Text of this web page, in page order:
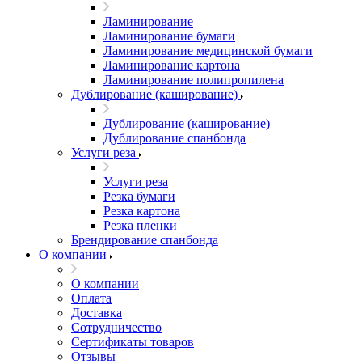
Ламинирование
Ламинирование бумаги
Ламинирование медицинской бумаги
Ламинирование картона
Ламинирование полипропилена
Дублирование (каширование)
Дублирование (каширование)
Дублирование спанбонда
Услуги реза
Услуги реза
Резка бумаги
Резка картона
Резка пленки
Брендирование спанбонда
О компании
О компании
Оплата
Доставка
Сотрудничество
Сертификаты товаров
Отзывы